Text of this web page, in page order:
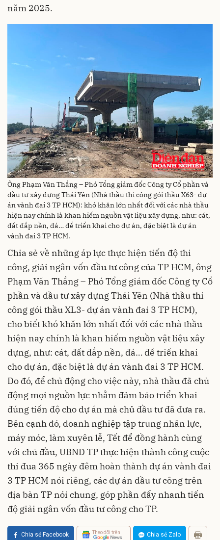
năm 2025.
Ông Phạm Văn Thắng – Phó Tổng giám đốc Công ty Cổ phần và
đầu tư xây dựng Thái Yên (Nhà thầu thi công gói thầu X63- dự
án vành đai 3 TP HCM): khó khăn lớn nhất đối với các nhà thầu
hiện nay chính là khan hiếm nguồn vật liệu xây dựng, như: cát,
đất đắp nền, đá… để triển khai cho dự án, đặc biệt là dự án
vành đai 3 TP HCM.
Chia sẻ về những áp lực thực hiện tiến độ thi
công, giải ngân vốn đầu tư công của TP HCM, ông
Phạm Văn Thắng – Phó Tổng giám đốc Công ty Cổ
phần và đầu tư xây dựng Thái Yên (Nhà thầu thi
công gói thầu XL3- dự án vành đai 3 TP HCM),
cho biết khó khăn lớn nhất đối với các nhà thầu
hiện nay chính là khan hiếm nguồn vật liệu xây
dựng, như: cát, đất đắp nền, đá… để triển khai
cho dự án, đặc biệt là dự án vành đai 3 TP HCM.
Do đó, để chủ động cho việc này, nhà thầu đã chủ
động mọi nguồn lực nhằm đảm bảo triển khai
đúng tiến độ cho dự án mà chủ đầu tư đã đưa ra.
Bên cạnh đó, doanh nghiệp tập trung nhân lực,
máy móc, làm xuyên lễ, Tết để đồng hành cùng
với chủ đầu, UBND TP thực hiện thành công cuộc
thi đua 365 ngày đêm hoàn thành dự án vành đai
3 TP HCM nói riêng, các dự án đầu tư công trên
địa bàn TP nói chung, góp phần đẩy nhanh tiến
độ giải ngân vốn đầu tư công cho TP.
Chia sẻ Facebook Theo dõi trên Chia sẻ Zalo